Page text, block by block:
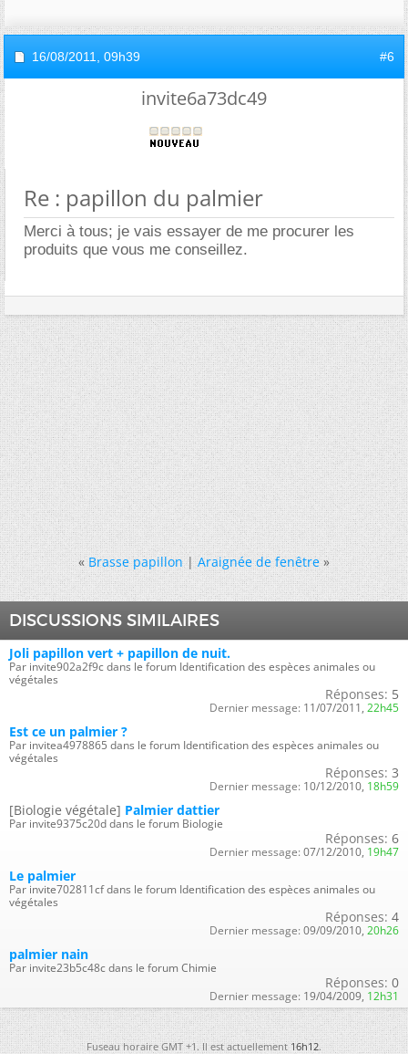
16/08/2011, 09h39 #6
invite6a73dc49
Re : papillon du palmier
Merci à tous; je vais essayer de me procurer les
produits que vous me conseillez.
« Brasse papillon|Araignée de fenêtre »
DISCUSSIONS SIMILAIRES
Joli papillon vert + papillon de nuit.
Par invite902a2f9c dans le forum Identification des espèces animales ou
végétales
Réponses: 5
Dernier message: 11/07/2011, 22h45
Est ce un palmier ?
Par invitea4978865 dans le forum Identification des espèces animales ou
végétales
Réponses: 3
Dernier message: 10/12/2010, 18h59
[Biologie végétale] Palmier dattier
Par invite9375c20d dans le forum Biologie
Réponses: 6
Dernier message: 07/12/2010, 19h47
Le palmier
Par invite702811cf dans le forum Identification des espèces animales ou
végétales
Réponses: 4
Dernier message: 09/09/2010, 20h26
palmier nain
Par invite23b5c48c dans le forum Chimie
Réponses: 0
Dernier message: 19/04/2009, 12h31
Fuseau horaire GMT +1. Il est actuellement16h12.